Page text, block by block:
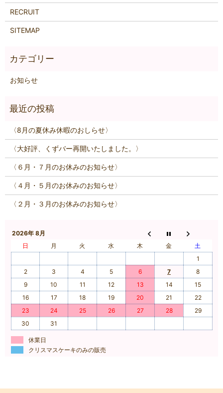
RECRUIT
SITEMAP
お知らせ
〈8月の夏休み休暇のおしらせ〉
〈大好評、くずバー再開いたしました。〉
〈６月・７月のお休みのお知らせ〉
〈４月・５月のお休みのお知らせ〉
〈２月・３月のお休みのお知らせ〉
2026年 8月
日
月 火 水 木 金
土
1
2
3 4 5 6 7
8
9
10 11 12 13 14
15
16
17 18 19 20 21
22
23
24 25 26 27 28
29
30
31
休業日
クリスマスケーキのみの販売